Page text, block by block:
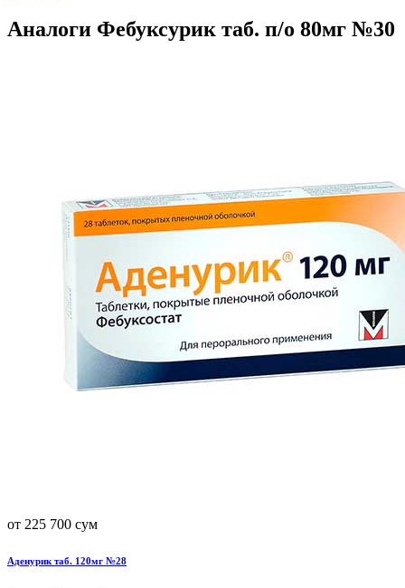
Аналоги Фебуксурик таб. п/о 80мг №30
от 225 700 сум
Аденурик таб. 120мг №28